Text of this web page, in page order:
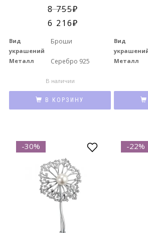
8 755
6 216
Вид
украшений
Броши
Металл Серебро 925
В наличии
В КОРЗИНУ
Вид
Металл
-30% -22%